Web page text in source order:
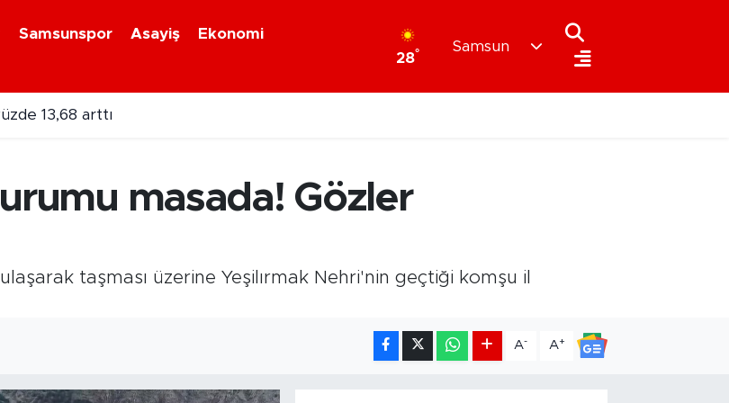
Samsunspor Asayiş
Ekonomi
28°
Samsun
Transfer için bonservis engeli
masada! Gözler
taşması üzerine Yeşilırmak Nehri'nin geçtiği komşu il
A- A+